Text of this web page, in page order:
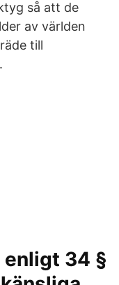
så att de
av världen
till
34 §